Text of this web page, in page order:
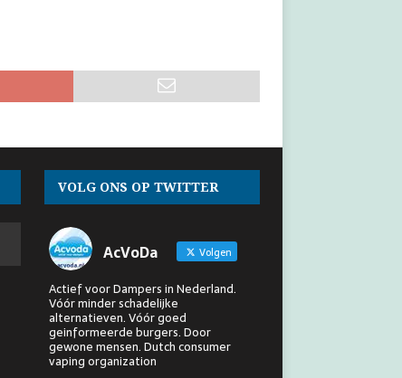
VOLG ONS OP TWITTER
AcVoDa Volgen
Actief voor Dampers in Nederland.
Vóór minder schadelijke
alternatieven. Vóór goed
geinformeerde burgers. Door
gewone mensen. Dutch consumer
vaping organization